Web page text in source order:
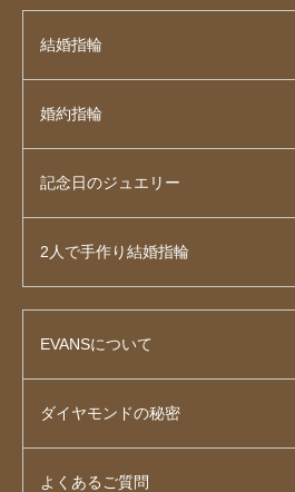
結婚指輪
婚約指輪
記念日のジュエリー
2人で手作り結婚指輪
EVANSについて
ダイヤモンドの秘密
よくあるご質問